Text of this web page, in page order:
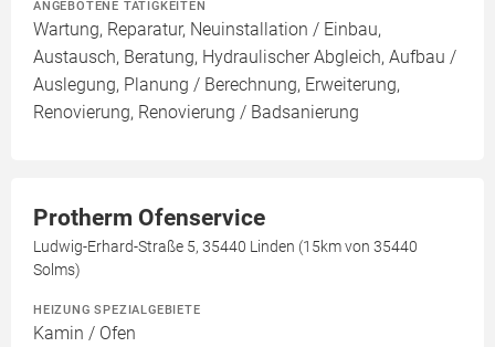
ANGEBOTENE TÄTIGKEITEN
Wartung, Reparatur, Neuinstallation / Einbau,
Austausch, Beratung, Hydraulischer Abgleich, Aufbau /
Auslegung, Planung / Berechnung, Erweiterung,
Renovierung, Renovierung / Badsanierung
Protherm Ofenservice
Ludwig-Erhard-Straße 5, 35440 Linden (15km von 35440
Solms)
HEIZUNG SPEZIALGEBIETE
Kamin / Ofen